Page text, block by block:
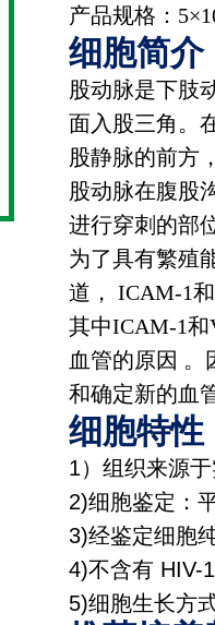
产品规格： 5×
细胞简介
股动脉是下肢
面入股三角。
股静脉的前方
股动脉在腹股
进行穿刺的部
为了具有繁殖
道， ICAM-1和
其中ICAM-1和
血管的原因 。
和确定新的血
细胞特性
1）组织来源
2)细胞鉴定：
3)经鉴定细胞
4)不含有 HIV-1
5)细胞生长方